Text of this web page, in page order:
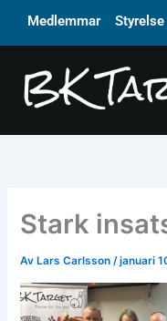
Medlemmar Styrelse
Stark
Av Lars Carlsson/januari